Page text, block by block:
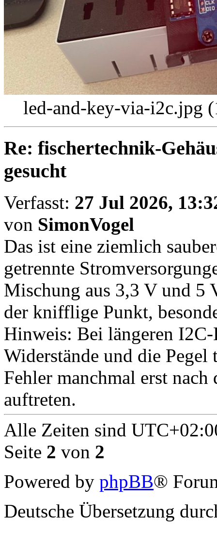
led-and-key-via-i2c.jpg
Re: fischertechnik-
gesucht
Verfasst: 27 Jul 2026,
von SimonVogel
Das ist eine ziemlich
getrennte
Mischung aus 3,3 V und
der knifflige Punkt,
Hinweis: Bei längeren
Widerstände und die
Fehler manchmal erst nach
auftreten.
Alle Zeiten sind
Seite 2 von 2
Powered by phpBB®
Deutsche Übersetzung